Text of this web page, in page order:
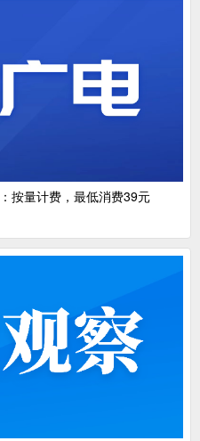
按量计费，最低消费39元